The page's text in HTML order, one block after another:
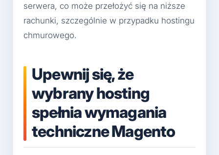
serwera, co może przełożyć się na niższe
rachunki, szczególnie w przypadku hostingu
chmurowego.
Upewnij się, że
wybrany hosting
spełnia wymagania
techniczne Magento